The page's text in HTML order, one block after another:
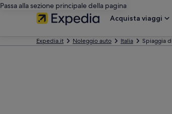
Passa alla sezione principale della pagina
Acquista viaggi
Expedia.it Noleggio auto Italia Spiaggia